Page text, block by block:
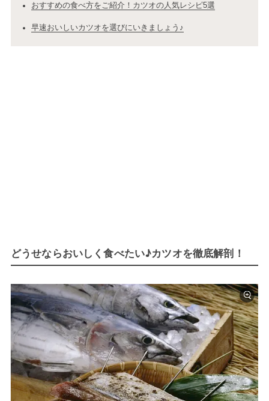
おすすめの食べ方をご紹介！カツオの人気レシピ5選
早速おいしいカツオを選びにいきましょう♪
どうせならおいしく食べたい♪カツオを徹底解剖！